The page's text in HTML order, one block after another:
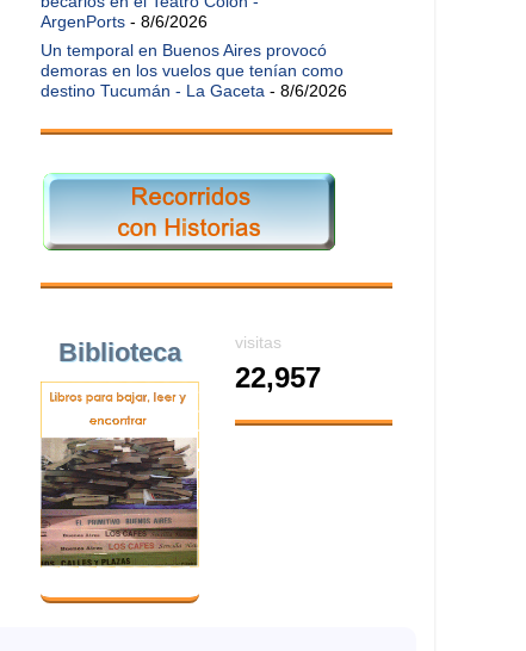
ArgenPorts - 8/6/2026
Un temporal en Buenos Aires provocó
demoras en los vuelos que tenían como
destino Tucumán - La Gaceta - 8/6/2026
Biblioteca visitas
22,957